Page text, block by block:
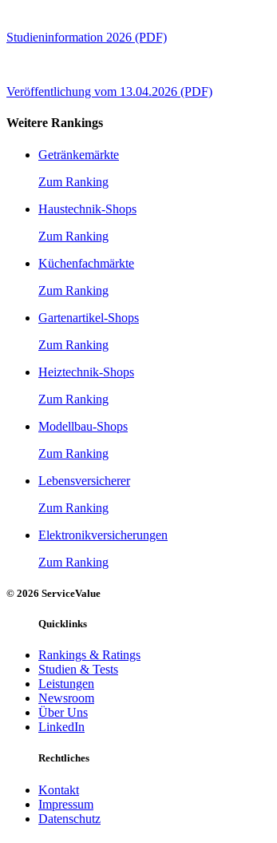
Studieninformation 2026 (PDF)
Veröffentlichung vom 13.04.2026 (PDF)
Weitere Rankings
Getränkemärkte
Zum Ranking
Haustechnik-Shops
Zum Ranking
Küchenfachmärkte
Zum Ranking
Gartenartikel-Shops
Zum Ranking
Heiztechnik-Shops
Zum Ranking
Modellbau-Shops
Zum Ranking
Lebensversicherer
Zum Ranking
Elektronikversicherungen
Zum Ranking
© 2026 ServiceValue
Quicklinks
Rankings & Ratings
Studien & Tests
Leistungen
Newsroom
Über Uns
LinkedIn
Rechtliches
Kontakt
Impressum
Datenschutz